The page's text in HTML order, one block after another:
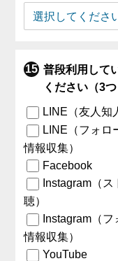
普段利用して
ください（3つ
LINE（友人知
LINE（フォロ
情報収集）
Facebook
Instagram（
聴）
Instagram（
情報収集）
YouTube